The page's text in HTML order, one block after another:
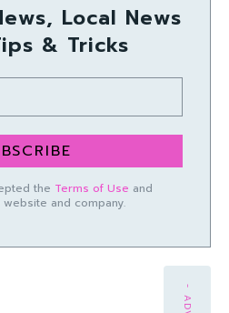
Local News
& Tricks
the Terms of Use and
website and company.